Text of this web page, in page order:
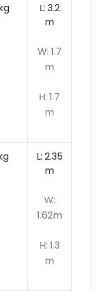
L: 3.2
m
W: 1.7
m
H: 1.7
m
L: 2.35
m
W:
1.62m
H: 1.3
m